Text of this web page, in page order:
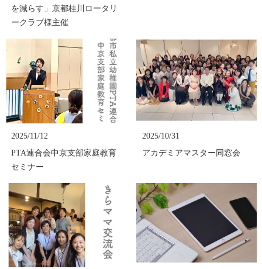
を減らす」京都桂川ロータリ
ークラブ様主催
2025/11/12
PTA連合会中京支部家庭教育
セミナー
2025/10/31
アカデミアマスター同窓会